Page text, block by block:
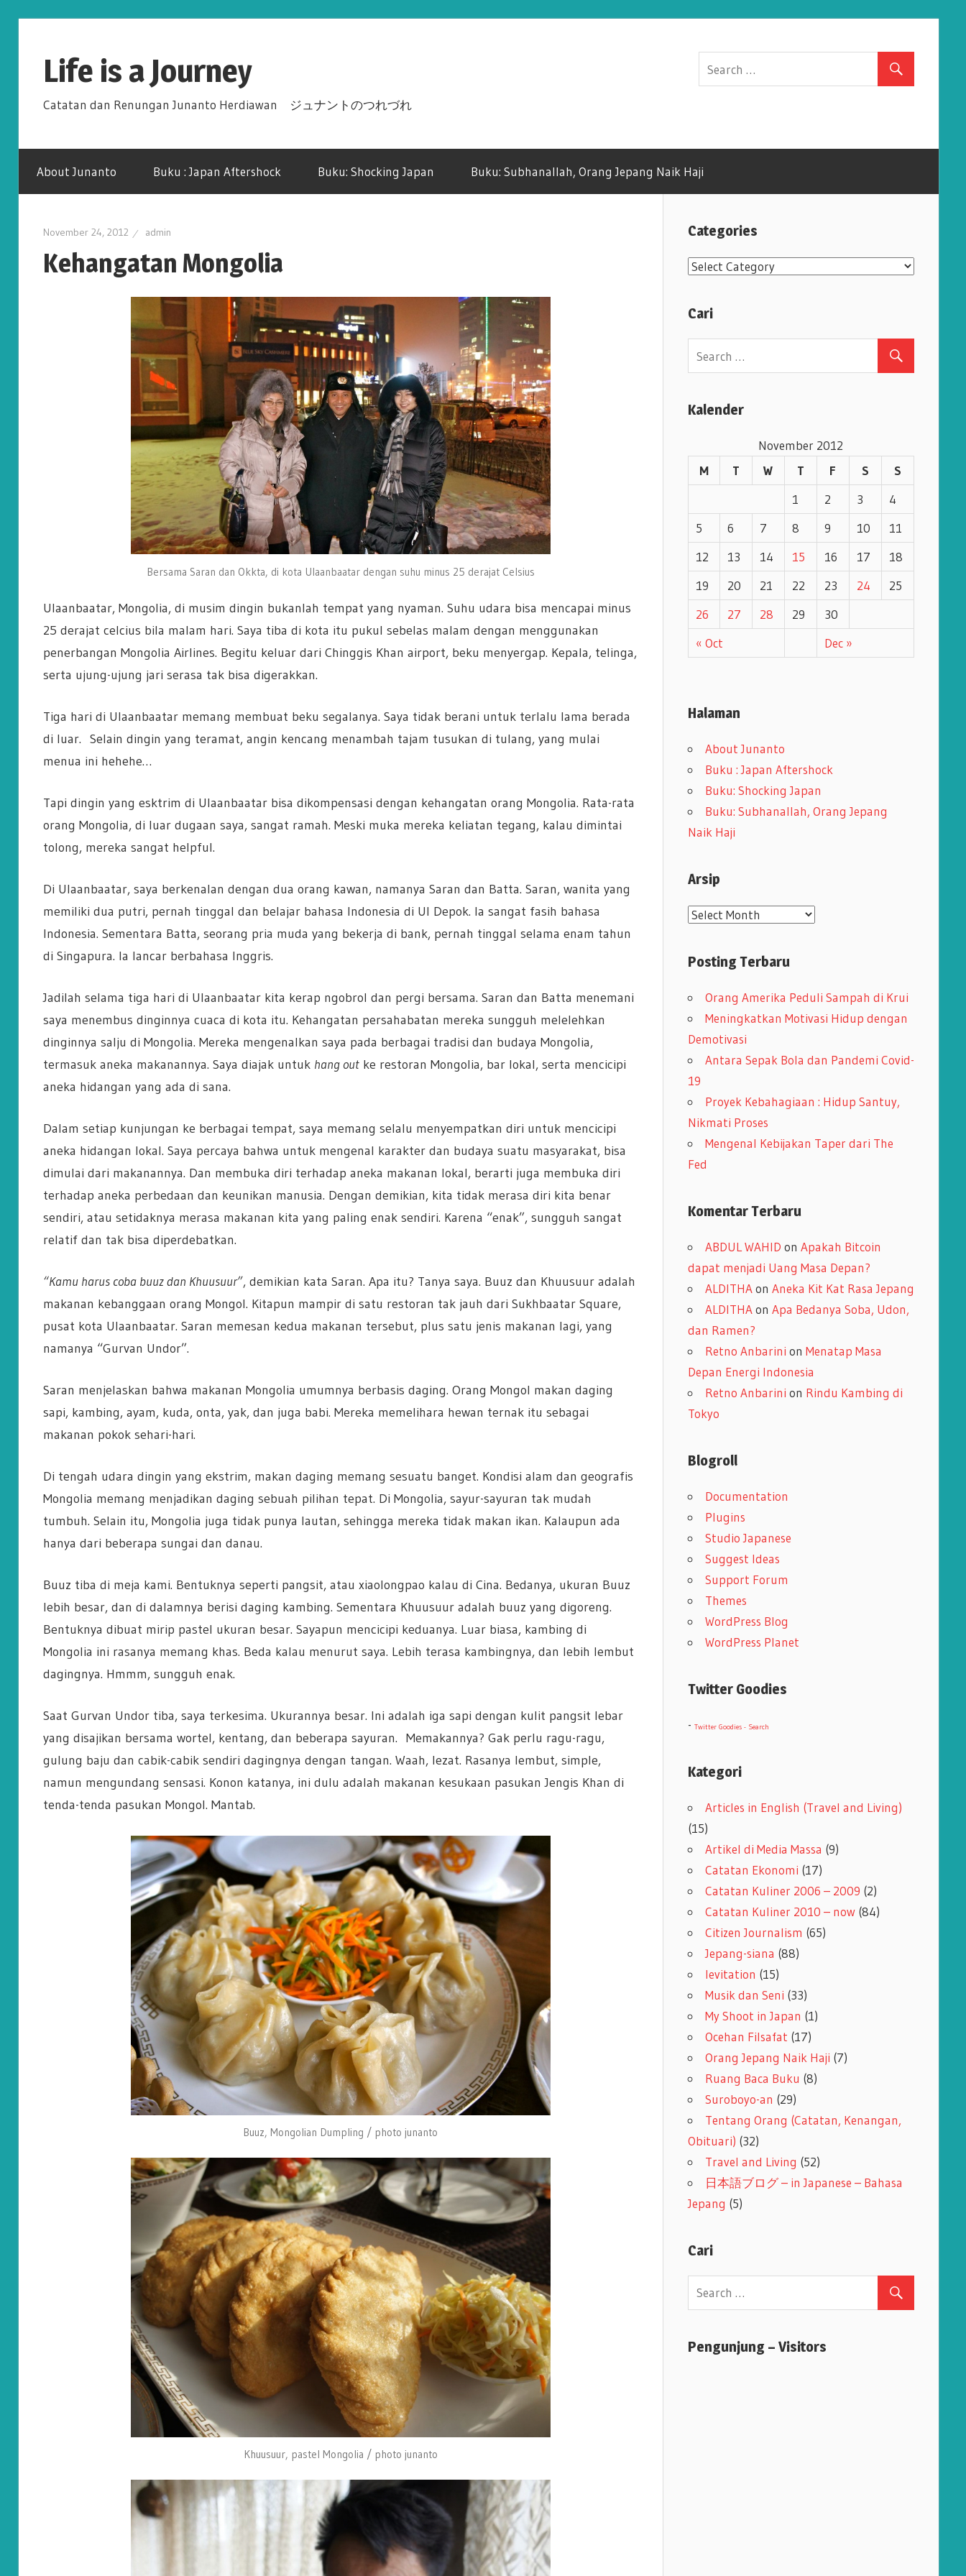
contentLife is a Journey
Catatan dan Renungan Junanto Herdiawan ジュナントのつれづれ
About Junanto Buku : Japan Aftershock Buku: Shocking Japan Buku: Subhanallah, Orang Jepang Naik Haji
November 24, 2012 admin
Kehangatan Mongolia
Bersama Saran dan Okkta, di kota Ulaanbaatar dengan suhu minus 25 derajat Celsius
Ulaanbaatar, Mongolia, di musim dingin bukanlah tempat yang nyaman. Suhu udara bisa mencapai minus
25 derajat celcius bila malam hari. Saya tiba di kota itu pukul sebelas malam dengan menggunakan
penerbangan Mongolia Airlines. Begitu keluar dari Chinggis Khan airport, beku menyergap. Kepala, telinga,
serta ujung-ujung jari serasa tak bisa digerakkan.
Tiga hari di Ulaanbaatar memang membuat beku segalanya. Saya tidak berani untuk terlalu lama berada
di luar. Selain dingin yang teramat, angin kencang menambah tajam tusukan di tulang, yang mulai
menua ini hehehe…
Tapi dingin yang esktrim di Ulaanbaatar bisa dikompensasi dengan kehangatan orang Mongolia. Rata-rata
orang Mongolia, di luar dugaan saya, sangat ramah. Meski muka mereka keliatan tegang, kalau dimintai
tolong, mereka sangat helpful.
Di Ulaanbaatar, saya berkenalan dengan dua orang kawan, namanya Saran dan Batta. Saran, wanita yang
memiliki dua putri, pernah tinggal dan belajar bahasa Indonesia di UI Depok. Ia sangat fasih bahasa
Indonesia. Sementara Batta, seorang pria muda yang bekerja di bank, pernah tinggal selama enam tahun
di Singapura. Ia lancar berbahasa Inggris.
Jadilah selama tiga hari di Ulaanbaatar kita kerap ngobrol dan pergi bersama. Saran dan Batta menemani
saya menembus dinginnya cuaca di kota itu. Kehangatan persahabatan mereka sungguh melelehkan
dinginnya salju di Mongolia. Mereka mengenalkan saya pada berbagai tradisi dan budaya Mongolia,
termasuk aneka makanannya. Saya diajak untuk hang outke restoran Mongolia, bar lokal, serta mencicipi
aneka hidangan yang ada di sana.
Dalam setiap kunjungan ke berbagai tempat, saya memang selalu menyempatkan diri untuk mencicipi
aneka hidangan lokal. Saya percaya bahwa untuk mengenal karakter dan budaya suatu masyarakat, bisa
dimulai dari makanannya. Dan membuka diri terhadap aneka makanan lokal, berarti juga membuka diri
terhadap aneka perbedaan dan keunikan manusia. Dengan demikian, kita tidak merasa diri kita benar
sendiri, atau setidaknya merasa makanan kita yang paling enak sendiri. Karena “enak”, sungguh sangat
relatif dan tak bisa diperdebatkan.
“Kamu harus coba buuz dan Khuusuur”, demikian kata Saran. Apa itu? Tanya saya. Buuz dan Khuusuur adalah
makanan kebanggaan orang Mongol. Kitapun mampir di satu restoran tak jauh dari Sukhbaatar Square,
pusat kota Ulaanbaatar. Saran memesan kedua makanan tersebut, plus satu jenis makanan lagi, yang
namanya “Gurvan Undor”.
Saran menjelaskan bahwa makanan Mongolia umumnya berbasis daging. Orang Mongol makan daging
sapi, kambing, ayam, kuda, onta, yak, dan juga babi. Mereka memelihara hewan ternak itu sebagai
makanan pokok sehari-hari.
Di tengah udara dingin yang ekstrim, makan daging memang sesuatu banget. Kondisi alam dan geografis
Mongolia memang menjadikan daging sebuah pilihan tepat. Di Mongolia, sayur-sayuran tak mudah
tumbuh. Selain itu, Mongolia juga tidak punya lautan, sehingga mereka tidak makan ikan. Kalaupun ada
hanya dari beberapa sungai dan danau.
Buuz tiba di meja kami. Bentuknya seperti pangsit, atau xiaolongpao kalau di Cina. Bedanya, ukuran Buuz
lebih besar, dan di dalamnya berisi daging kambing. Sementara Khuusuur adalah buuz yang digoreng.
Bentuknya dibuat mirip pastel ukuran besar. Sayapun mencicipi keduanya. Luar biasa, kambing di
Mongolia ini rasanya memang khas. Beda kalau menurut saya. Lebih terasa kambingnya, dan lebih lembut
dagingnya. Hmmm, sungguh enak.
Saat Gurvan Undor tiba, saya terkesima. Ukurannya besar. Ini adalah iga sapi dengan kulit pangsit lebar
yang disajikan bersama wortel, kentang, dan beberapa sayuran. Memakannya? Gak perlu ragu-ragu,
gulung baju dan cabik-cabik sendiri dagingnya dengan tangan. Waah, lezat. Rasanya lembut, simple,
namun mengundang sensasi. Konon katanya, ini dulu adalah makanan kesukaan pasukan Jengis Khan di
tenda-tenda pasukan Mongol. Mantab.
Buuz, Mongolian Dumpling / photo junanto
Khuusuur, pastel Mongolia / photo junanto
Categories
C
t
o
i
s
Cari
Kalender
November 2012
M
T W T F S S
« Oct Dec »
1 2 3
4
5
6 7 8 9 10
11
12
13 14 15 16 17
18
19
20 21 22 23 24
25
26
27 28 29 30
Halaman
About Junanto
Buku : Japan Aftershock
Buku: Shocking Japan
Buku: Subhanallah, Orang Jepang
Naik Haji
Arsip
A
s
p
Posting Terbaru
Orang Amerika Peduli Sampah di Krui
Meningkatkan Motivasi Hidup dengan
Demotivasi
Antara Sepak Bola dan Pandemi Covid-
19
Proyek Kebahagiaan : Hidup Santuy,
Nikmati Proses
Mengenal Kebijakan Taper dari The
Fed
Komentar Terbaru
ABDUL WAHID on Apakah Bitcoin
dapat menjadi Uang Masa Depan?
ALDITHAon Aneka Kit Kat Rasa Jepang
ALDITHAon Apa Bedanya Soba, Udon,
dan Ramen?
Retno Anbarini on Menatap Masa
Depan Energi Indonesia
Retno Anbarini on Rindu Kambing di
Tokyo
Blogroll
Documentation
Plugins
Studio Japanese
Suggest Ideas
Support Forum
Themes
WordPress Blog
WordPress Planet
Twitter Goodies
- Twitter Goodies - Search
Kategori
Articles in English (Travel and Living)
(15)
Artikel di Media Massa (9)
Catatan Ekonomi (17)
Catatan Kuliner 2006 – 2009 (2)
Catatan Kuliner 2010 – now(84)
Citizen Journalism (65)
Jepang-siana (88)
levitation (15)
Musik dan Seni (33)
My Shoot in Japan (1)
Ocehan Filsafat (17)
Orang Jepang Naik Haji (7)
Ruang Baca Buku (8)
Suroboyo-an (29)
Tentang Orang (Catatan, Kenangan,
Obituari) (32)
Travel and Living (52)
日本語ブログ – in Japanese – Bahasa
Jepang (5)
Cari
Pengunjung – Visitors